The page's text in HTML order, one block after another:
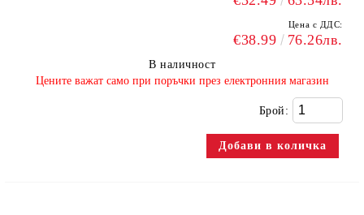
Цена с ДДС:
€38.99 76.26лв.
В наличност
​Цените важат само при поръчки през електронния магазин
Брой: